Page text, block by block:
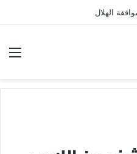
الهلال